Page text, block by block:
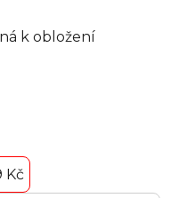
k obložení
Kč